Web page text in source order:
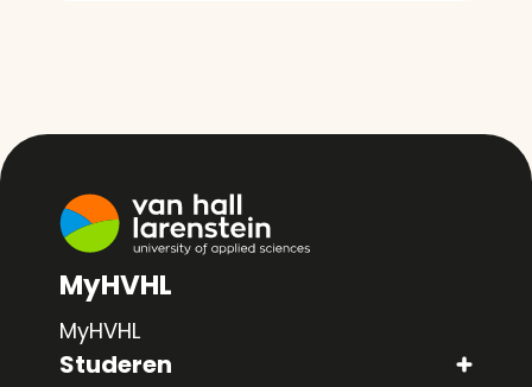
MyHVHL
MyHVHL
Studeren